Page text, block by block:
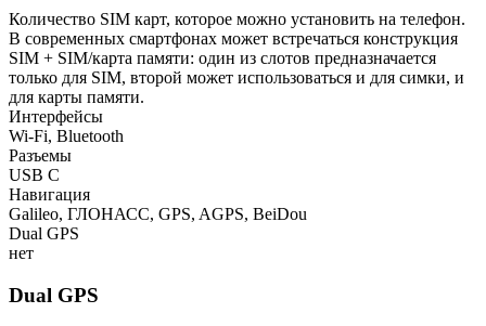
Количество SIM карт, которое можно установить на телефон.
В современных смартфонах может встречаться конструкция
SIM + SIM/карта памяти: один из слотов предназначается
только для SIM, второй может использоваться и для симки, и
для карты памяти.
Интерфейсы
Wi-Fi, Bluetooth
Разъемы
USB C
Навигация
Galileo, ГЛОНАСС, GPS, AGPS, BeiDou
Dual GPS
нет
Dual GPS